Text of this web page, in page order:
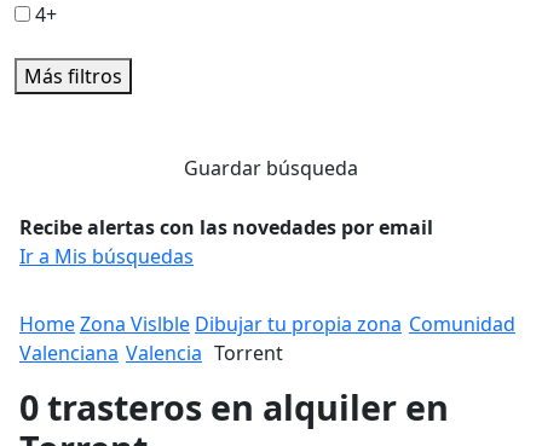
4+
Más filtros
Guardar búsqueda
Recibe alertas con las novedades por email
Ir a Mis búsquedas
HomeZona Vislble Dibujar tu propia zona Comunidad
Valenciana Valencia Torrent
0 trasteros en alquiler en